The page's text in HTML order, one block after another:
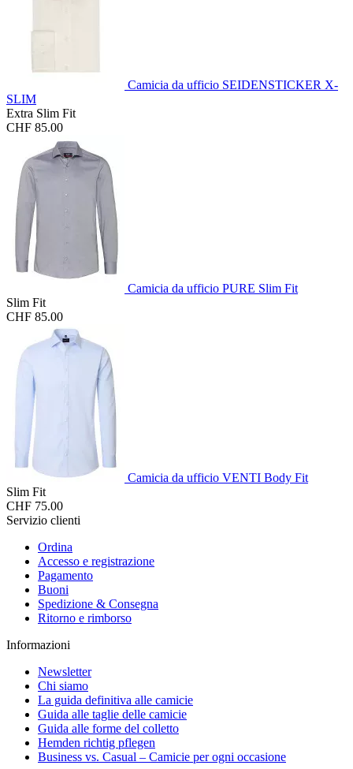
Camicia da ufficio SEIDENSTICKER X-
SLIM
Extra Slim Fit
CHF 85.00
Camicia da ufficio PURE Slim Fit
Slim Fit
CHF 85.00
Camicia da ufficio VENTI Body Fit
Slim Fit
CHF 75.00
Servizio clienti
Ordina
Accesso e registrazione
Pagamento
Buoni
Spedizione & Consegna
Ritorno e rimborso
Informazioni
Newsletter
Chi siamo
La guida definitiva alle camicie
Guida alle taglie delle camicie
Guida alle forme del colletto
Hemden richtig pflegen
Business vs. Casual – Camicie per ogni occasione